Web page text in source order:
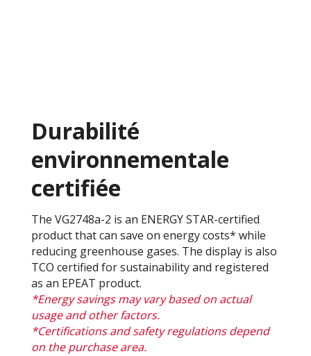
Durabilité
environnementale
certifiée
The VG2748a-2 is an ENERGY STAR-certified
product that can save on energy costs* while
reducing greenhouse gases. The display is also
TCO certified for sustainability and registered
as an EPEAT product.
*Energy savings may vary based on actual
usage and other factors.
*Certifications and safety regulations depend
on the purchase area.